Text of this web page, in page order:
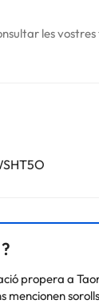
les
propera a
mencionen